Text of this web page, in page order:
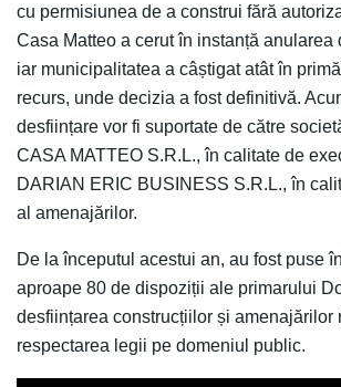
cu permisiunea de a construi fără
Casa Matteo a cerut în instanță
iar municipalitatea a câștigat atât în
recurs, unde decizia a fost definitivă.
desființare vor fi suportate de către
CASA MATTEO S.R.L., în calitate de
DARIAN ERIC BUSINESS S.R.L., în
al amenajărilor.
De la începutul acestui an, au fost puse
aproape 80 de dispoziții ale primarului
desființarea construcțiilor și amenajărilor
respectarea legii pe domeniul public.